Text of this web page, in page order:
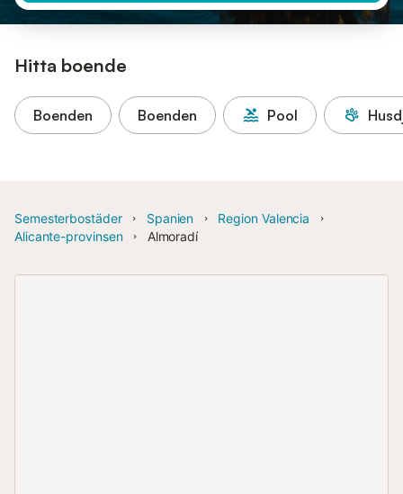
Hitta boende
Boenden Boenden Pool
Semesterbostäder Spanien
Region Valencia
Alicante-provinsen
Almoradí